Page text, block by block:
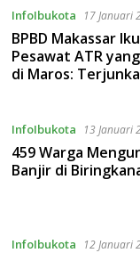
InfoIbukota 17 Januari
BPBD Makassar
Pesawat ATR
di Maros:
InfoIbukota 13 Januari
459 Warga
Banjir di
InfoIbukota 12 Januari